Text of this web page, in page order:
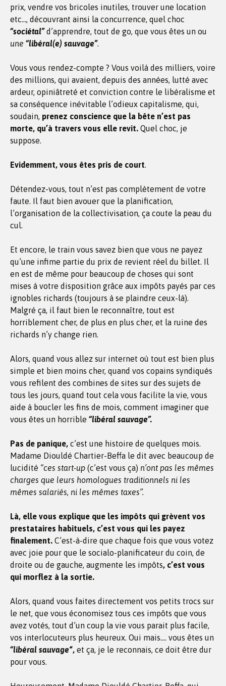
prix, vendre vos bricoles inutiles, trouver une location
etc…, découvrant ainsi la concurrence, quel choc
“sociétal”d’apprendre, tout de go, que vous êtes un ou
une “libéral(e) sauvage”.
Vous vous rendez-compte ? Vous voilà des milliers, voire
des millions, qui avaient, depuis des années, lutté avec
ardeur, opiniâtreté et conviction contre le libéralisme et
sa conséquence inévitable l’odieux capitalisme, qui,
soudain, prenez conscience que la bête n’est pas
morte, qu’à travers vous elle revit. Quel choc, je
suppose.
Evidemment, vous êtes pris de court.
Détendez-vous, tout n’est pas complètement de votre
faute. Il faut bien avouer que la planification,
l’organisation de la collectivisation, ça coute la peau du
cul.
Et encore, le train vous savez bien que vous ne payez
qu’une infime partie du prix de revient réel du billet. Il
en est de même pour beaucoup de choses qui sont
mises à votre disposition grâce aux impôts payés par ces
ignobles richards (toujours à se plaindre ceux-là).
Malgré ça, il faut bien le reconnaître, tout est
horriblement cher, de plus en plus cher, et la ruine des
richards n’y change rien.
Alors, quand vous allez sur internet où tout est bien plus
simple et bien moins cher, quand vos copains syndiqués
vous refilent des combines de sites sur des sujets de
tous les jours, quand tout cela vous facilite la vie, vous
aide à boucler les fins de mois, comment imaginer que
vous êtes un horrible “libéral sauvage”.
Pas de panique, c’est une histoire de quelques mois.
Madame Diouldé Chartier-Beffa le dit avec beaucoup de
lucidité “ces start-up (c’est vous ça) n’ont pas les mêmes
charges que leurs homologues traditionnels ni les
mêmes salariés, ni les mêmes taxes”.
Là, elle vous explique que les impôts qui grèvent vos
prestataires habituels, c’est vous qui les payez
finalement. C’est-à-dire que chaque fois que vous votez
avec joie pour que le socialo-planificateur du coin, de
droite ou de gauche, augmente les impôts, c’est vous
qui morflez à la sortie.
Alors, quand vous faites directement vos petits trocs sur
le net, que vous économisez tous ces impôts que vous
avez votés, tout d’un coup la vie vous parait plus facile,
vos interlocuteurs plus heureux. Oui mais…. vous êtes un
“libéral sauvage“, et ça, je le reconnais, ce doit être dur
pour vous.